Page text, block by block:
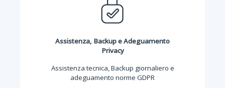
Assistenza, Backup e Adeguamento
Privacy
Assistenza tecnica, Backup giornaliero e
adeguamento norme GDPR